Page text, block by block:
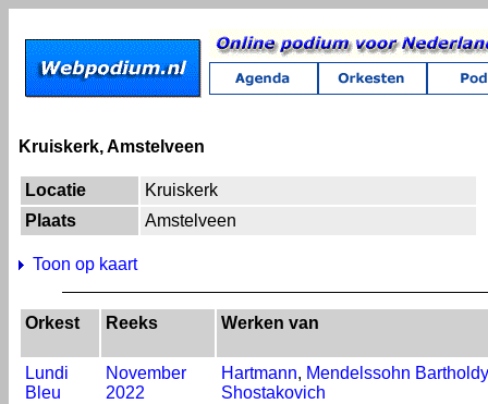
Kruiskerk, Amstelveen
Locatie
Kruiskerk
Plaats
Amstelveen
Toon op kaart
Orkest Reeks Werken van
Lundi
Bleu
November
2022
Hartmann, Mendelssohn Bartholdy
Shostakovich